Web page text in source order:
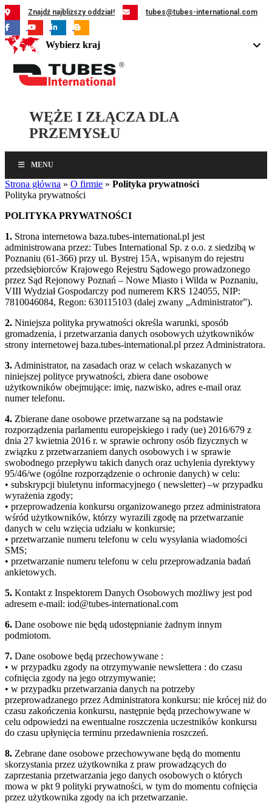
Przejdź
do
zawartości
Znajdź najbliższy oddział! tubes@tubes-international.com
Wybierz kraj
WĘŻE I ZŁĄCZA DLA
PRZEMYSŁU
MENU
Strona główna » O firmie » Polityka prywatności
Polityka prywatności
POLITYKA PRYWATNOŚCI
1. Strona internetowa baza.tubes-international.pl jest
administrowana przez: Tubes International Sp. z o.o. z siedzibą w
Poznaniu (61-366) przy ul. Bystrej 15A, wpisanym do rejestru
przedsiębiorców Krajowego Rejestru Sądowego prowadzonego
przez Sąd Rejonowy Poznań – Nowe Miasto i Wilda w Poznaniu,
VIII Wydział Gospodarczy pod numerem KRS 124055, NIP:
7810046084, Regon: 630115103 (dalej zwany „Administrator”).
2. Niniejsza polityka prywatności określa warunki, sposób
gromadzenia, i przetwarzania danych osobowych użytkowników
strony internetowej baza.tubes-international.pl przez Administratora.
3.Administrator, na zasadach oraz w celach wskazanych w
niniejszej polityce prywatności, zbiera dane osobowe
użytkowników obejmujące: imię, nazwisko, adres e-mail oraz
numer telefonu.
4. Zbierane dane osobowe przetwarzane są na podstawie
rozporządzenia parlamentu europejskiego i rady (ue) 2016/679 z
dnia 27 kwietnia 2016 r. w sprawie ochrony osób fizycznych w
związku z przetwarzaniem danych osobowych i w sprawie
swobodnego przepływu takich danych oraz uchylenia dyrektywy
95/46/we (ogólne rozporządzenie o ochronie danych) w celu:
• subskrypcji biuletynu informacyjnego ( newsletter) –w przypadku
wyrażenia zgody;
• przeprowadzenia konkursu organizowanego przez administratora
wśród użytkowników, którzy wyrazili zgodę na przetwarzanie
danych w celu wzięcia udziału w konkursie;
• przetwarzanie numeru telefonu w celu wysyłania wiadomości
SMS;
• przetwarzanie numeru telefonu w celu przeprowadzania badań
ankietowych.
5. Kontakt z Inspektorem Danych Osobowych możliwy jest pod
adresem e-mail: iod@tubes-international.com
6. Dane osobowe nie będą udostępnianie żadnym innym
podmiotom.
7. Dane osobowe będą przechowywane :
• w przypadku zgody na otrzymywanie newslettera : do czasu
cofnięcia zgody na jego otrzymywanie;
• w przypadku przetwarzania danych na potrzeby
przeprowadzanego przez Administratora konkursu: nie krócej niż do
czasu zakończenia konkursu, następnie będą przechowywane w
celu odpowiedzi na ewentualne roszczenia uczestników konkursu
do czasu upłynięcia terminu przedawnienia roszczeń.
8. Zebrane dane osobowe przechowywane będą do momentu
skorzystania przez użytkownika z praw prowadzących do
zaprzestania przetwarzania jego danych osobowych o których
mowa w pkt 9 polityki prywatności, w tym do momentu cofnięcia
przez użytkownika zgody na ich przetwarzanie.